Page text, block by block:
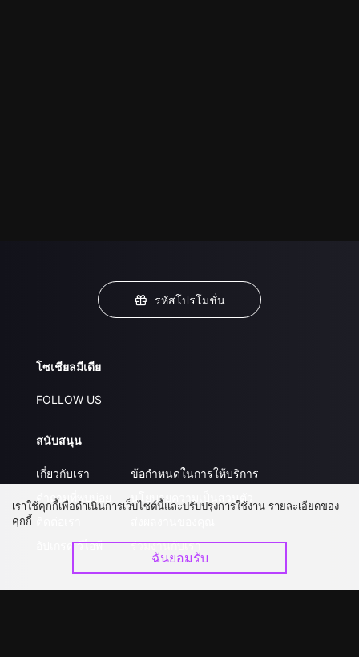
รหัสโปรโมชั่น
โซเชียลมีเดีย
FOLLOW US
สนับสนุน
เกี่ยวกับเรา
คำถามที่พบบ่อย
อัปเกรด วีไอพี
ข้อกำหนดในการให้บริการ
นโยบายความเป็นส่วนตัว
ร่วมงานกับเรา
เราใช้คุกกี้เพื่อดำเนินการเว็บไซต์นี้และปรับปรุงการใช้งาน รายละเอียดของ
คุกกี้
ฉันยอมรับ